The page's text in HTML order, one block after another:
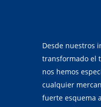
Desde nuestros
transformado el
nos hemos
cualquier
fuerte esquema